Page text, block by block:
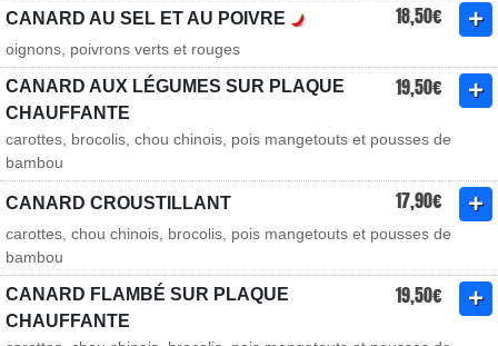
CANARD AU SEL ET AU POIVRE 18,50€
oignons, poivrons verts et rouges
CANARD AUX LÉGUMES SUR PLAQUE
CHAUFFANTE
19,50€
carottes, brocolis, chou chinois, pois mangetouts et pousses de
bambou
CANARD CROUSTILLANT 17,90€
carottes, chou chinois, brocolis, pois mangetouts et pousses de
bambou
CANARD FLAMBÉ SUR PLAQUE
CHAUFFANTE
19,50€